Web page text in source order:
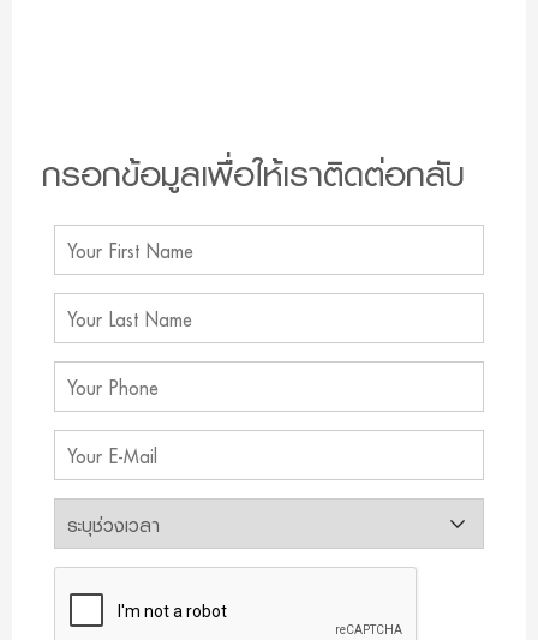
กรอกข้อมูลเพื่อให้เราติดต่อกลับ